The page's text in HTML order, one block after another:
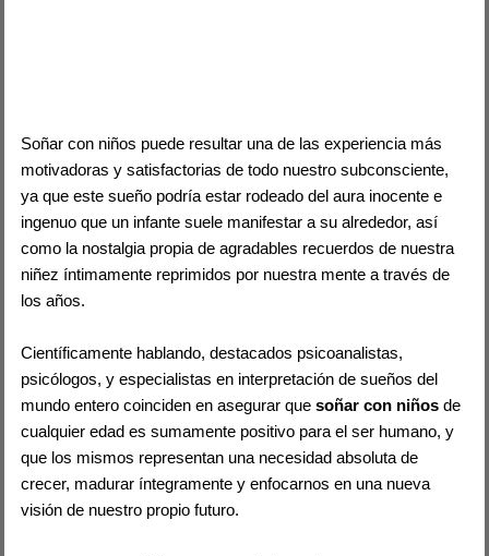
Soñar con niños puede resultar una de las experiencia más
motivadoras y satisfactorias de todo nuestro subconsciente,
ya que este sueño podría estar rodeado del aura inocente e
ingenuo que un infante suele manifestar a su alrededor, así
como la nostalgia propia de agradables recuerdos de nuestra
niñez íntimamente reprimidos por nuestra mente a través de
los años.
Científicamente hablando, destacados psicoanalistas,
psicólogos, y especialistas en interpretación de sueños del
mundo entero coinciden en asegurar quesoñar con niños de
cualquier edad es sumamente positivo para el ser humano, y
que los mismos representan una necesidad absoluta de
crecer, madurar íntegramente y enfocarnos en una nueva
visión de nuestro propio futuro.